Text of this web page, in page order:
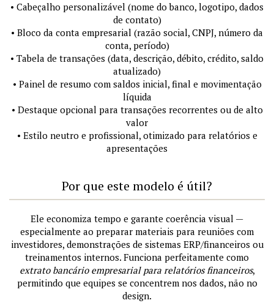
• Cabeçalho personalizável (nome do banco, logotipo, dados
de contato)
• Bloco da conta empresarial (razão social, CNPJ, número da
conta, período)
• Tabela de transações (data, descrição, débito, crédito, saldo
atualizado)
• Painel de resumo com saldos inicial, final e movimentação
líquida
• Destaque opcional para transações recorrentes ou de alto
valor
• Estilo neutro e profissional, otimizado para relatórios e
apresentações
Por que este modelo é útil?
Ele economiza tempo e garante coerência visual —
especialmente ao preparar materiais para reuniões com
investidores, demonstrações de sistemas ERP/financeiros ou
treinamentos internos. Funciona perfeitamente como
extrato bancário empresarial para relatórios financeiros,
permitindo que equipes se concentrem nos dados, não no
design.